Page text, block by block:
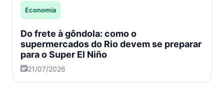
Economia
Do frete à gôndola: como o
supermercados do Rio devem se preparar
para o Super El Niño
21/07/2026